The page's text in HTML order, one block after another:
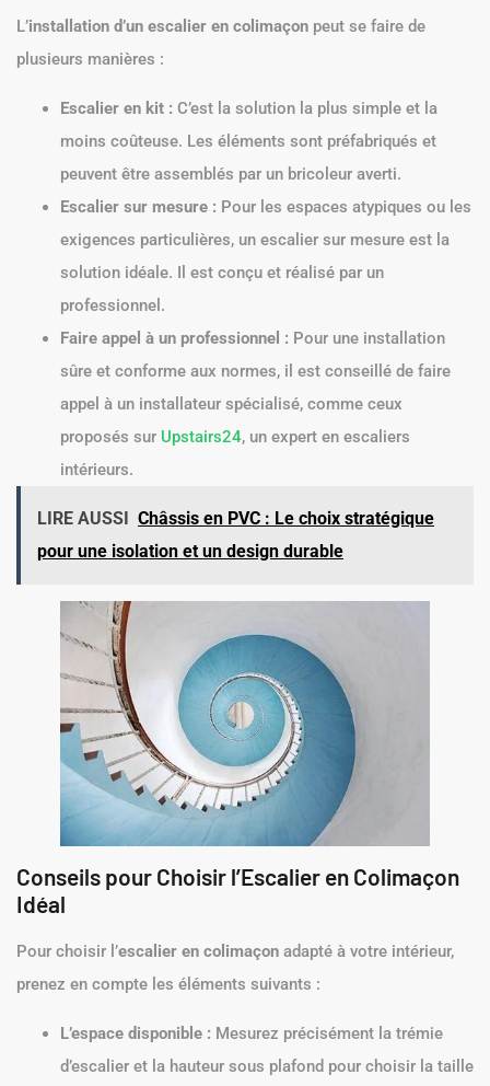
L’installation d’un escalier en colimaçon peut se faire de
plusieurs manières :
Escalier en kit : C’est la solution la plus simple et la
moins coûteuse. Les éléments sont préfabriqués et
peuvent être assemblés par un bricoleur averti.
Escalier sur mesure : Pour les espaces atypiques ou les
exigences particulières, un escalier sur mesure est la
solution idéale. Il est conçu et réalisé par un
professionnel.
Faire appel à un professionnel : Pour une installation
sûre et conforme aux normes, il est conseillé de faire
appel à un installateur spécialisé, comme ceux
proposés sur Upstairs24, un expert en escaliers
intérieurs.
LIRE AUSSI Châssis en PVC : Le choix stratégique
pour une isolation et un design durable
Conseils pour Choisir l’Escalier en Colimaçon
Idéal
Pour choisir l’escalier en colimaçon adapté à votre intérieur,
prenez en compte les éléments suivants :
L’espace disponible : Mesurez précisément la trémie
d’escalier et la hauteur sous plafond pour choisir la taille